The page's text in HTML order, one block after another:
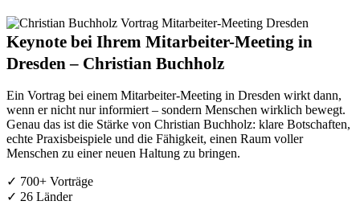
Keynote bei Ihrem Mitarbeiter-Meeting in
Dresden – Christian Buchholz
Ein Vortrag bei einem Mitarbeiter-Meeting in Dresden wirkt dann,
wenn er nicht nur informiert – sondern Menschen wirklich bewegt.
Genau das ist die Stärke von Christian Buchholz: klare Botschaften,
echte Praxisbeispiele und die Fähigkeit, einen Raum voller
Menschen zu einer neuen Haltung zu bringen.
✓ 700+ Vorträge
✓ 26 Länder